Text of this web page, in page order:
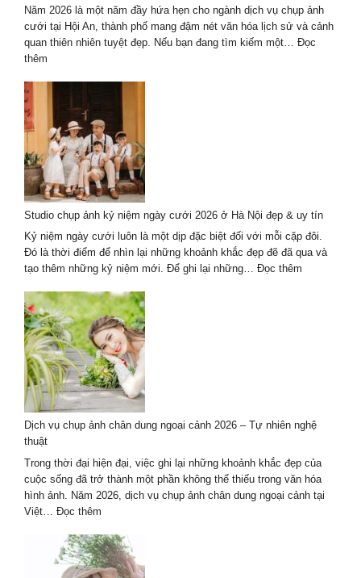
trọn
gói
–
Năm 2026 là một năm đầy hứa hẹn cho ngành dịch vụ chụp ảnh
cưới tại Hội An, thành phố mang đậm nét văn hóa lịch sử và cảnh
quan thiên nhiên tuyệt đẹp. Nếu bạn đang tìm kiếm một… Đọc
thêm
Top
Studio
Chụp
Ảnh
Cưới
Hội
An
2026
Mới
Nhất
Studio chụp ảnh kỷ niệm ngày cưới 2026 ở Hà Nội đẹp & uy tín
Kỷ niệm ngày cưới luôn là một dịp đặc biệt đối với mỗi cặp đôi.
Đó là thời điểm để nhìn lại những khoảnh khắc đẹp đẽ đã qua và
tạo thêm những kỷ niệm mới. Để ghi lại những… Đọc thêm
Hà
đẹp
&
uy
Dịch vụ chụp ảnh chân dung ngoại cảnh 2026 – Tự nhiên nghệ
thuật
Trong thời đại hiện đại, việc ghi lại những khoảnh khắc đẹp của
cuộc sống đã trở thành một phần không thể thiếu trong văn hóa
hình ảnh. Năm 2026, dịch vụ chụp ảnh chân dung ngoại cảnh tại
Việt… Đọc thêm
vụ
chụp
ảnh